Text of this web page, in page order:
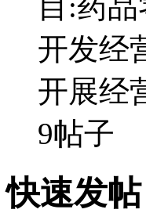
开发经
开展经
9帖子
快速发帖